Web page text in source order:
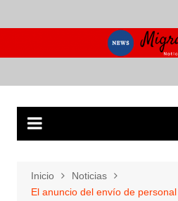
al
Inicio
Noticias
El anuncio del envío de